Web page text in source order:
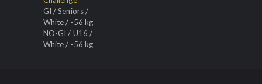
GI / Seniors /
White / -56 kg
NO-GI / U16 /
White / -56 kg